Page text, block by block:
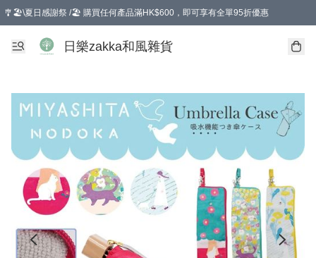
🎐🏖️\夏日感謝祭 /🏖️ 購買任何產品滿HK$600，即可享有全單95折優惠
選擇GoGoX住宅/工商地址配送，單一訂單消費購物滿HK$680(折扣後），可享有
日樂zakka和風雜貨